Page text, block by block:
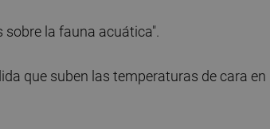
la fauna acuática".
que suben las temperaturas de cara en